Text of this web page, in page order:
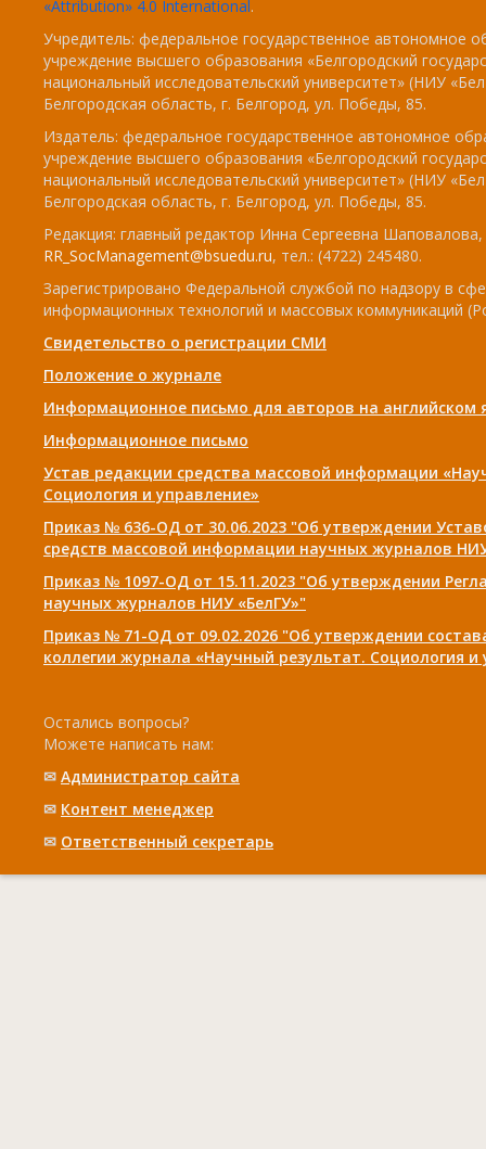
«Attribution» 4.0 International.
Учредитель: федеральное государственное автономное
учреждение высшего образования «Белгородский
национальный исследовательский университет» (НИУ
Белгородская область, г. Белгород, ул. Победы, 85.
Издатель: федеральное государственное автономное
учреждение высшего образования «Белгородский
национальный исследовательский университет» (НИУ
Белгородская область, г. Белгород, ул. Победы, 85.
Редакция: главный редактор Инна Сергеевна
RR_SocManagement@bsuedu.ru, тел.: (4722) 245480.
Зарегистрировано Федеральной службой по надзору в
информационных технологий и массовых коммуникаций
Свидетельство о регистрации СМИ
Положение о журнале
Информационное письмо для авторов на английском
Информационное письмо
Устав редакции средства массовой информации
Социология и управление»
Приказ № 636-ОД от 30.06.2023 "Об утверждении
средств массовой информации научных журналов
Приказ № 1097-ОД от 15.11.2023 "Об утверждении
научных журналов НИУ «БелГУ»"
Приказ № 71-ОД от 09.02.2026 "Об утверждении
коллегии журнала «Научный результат. Социология и
Остались вопросы?
Можете написать нам:
✉ Администратор сайта
✉ Контент менеджер
✉ Ответственный cекретарь